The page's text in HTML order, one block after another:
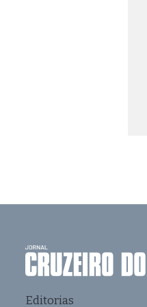
Editorias